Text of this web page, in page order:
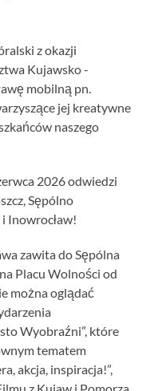
z okazji
Kujawsko -
mobilną pn.
jej kreatywne
naszego
2026 odwiedzi
Sępólno
Inowrocław!
zawita do Sępólna
Placu Wolności od
można oglądać
Wyobraźni”, które
tematem
akcja, inspiracja!”,